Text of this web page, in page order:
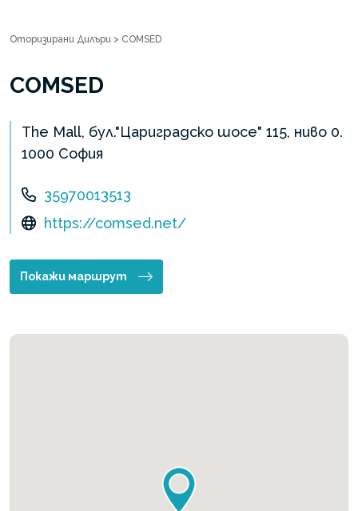
Оторизирани Дилъри > COMSED
COMSED
The Mall, бул."Цариградско шосе" 115, ниво 0.
1000 София
35970013513
https://comsed.net/
Покажи маршрут